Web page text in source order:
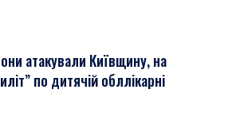
атакували Київщину, на
по дитячій обллікарні